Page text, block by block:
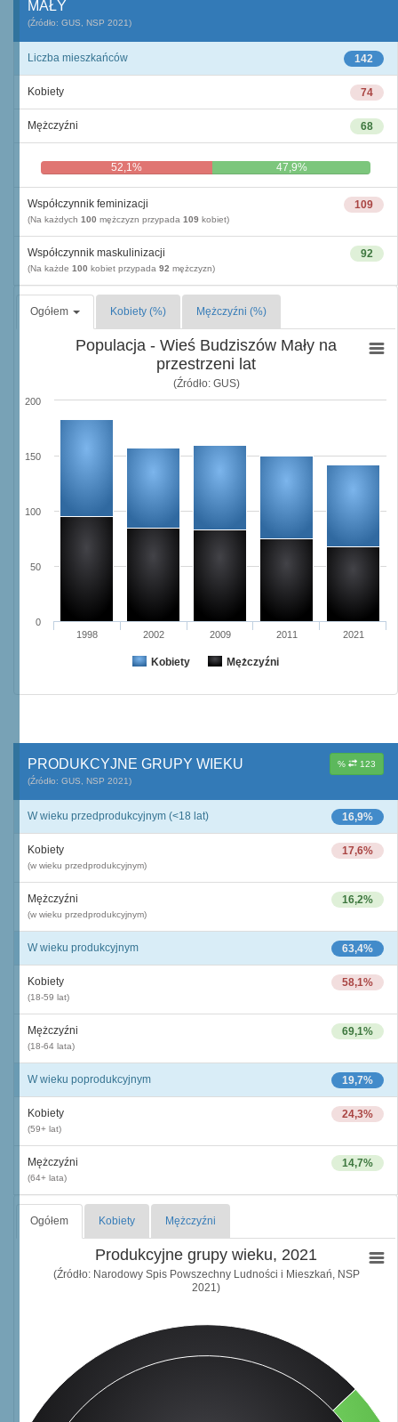
MAŁY
(Źródło: GUS, NSP 2021)
142
Liczba mieszkańców
74
Kobiety
68
Mężczyźni
52,1% 47,9%
109
Współczynnik feminizacji
(Na każdych 100 mężczyzn przypada 109 kobiet)
92
Współczynnik maskulinizacji
(Na każde 100 kobiet przypada 92 mężczyzn)
Ogółem Kobiety (%) Mężczyźni (%)
Populacja - Wieś Budziszów Mały na
przestrzeni lat
(Źródło: GUS)
Kobiety Mężczyźni
1998 2002 2009 2011 2021
0
50
100
150
200
% 123
PRODUKCYJNE GRUPY WIEKU
(Źródło: GUS, NSP 2021)
16,9%
W wieku przedprodukcyjnym (<18 lat)
17,6%
Kobiety
(w wieku przedprodukcyjnym)
16,2%
Mężczyźni
(w wieku przedprodukcyjnym)
63,4%
W wieku produkcyjnym
58,1%
Kobiety
(18-59 lat)
69,1%
Mężczyźni
(18-64 lata)
19,7%
W wieku poprodukcyjnym
24,3%
Kobiety
(59+ lat)
14,7%
Mężczyźni
(64+ lata)
Ogółem Kobiety Mężczyźni
Produkcyjne grupy wieku, 2021
(Źródło: Narodowy Spis Powszechny Ludności i Mieszkań, NSP
2021)